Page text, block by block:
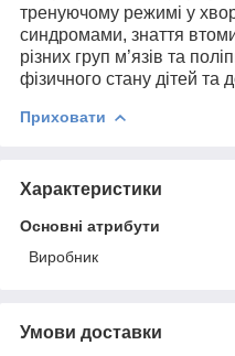
тренуючому режимі у
синдромами, знаття втоми
різних груп м’язів та
фізичного стану дітей та
Приховати
Характеристики
Основні атрибути
Виробник
Умови доставки